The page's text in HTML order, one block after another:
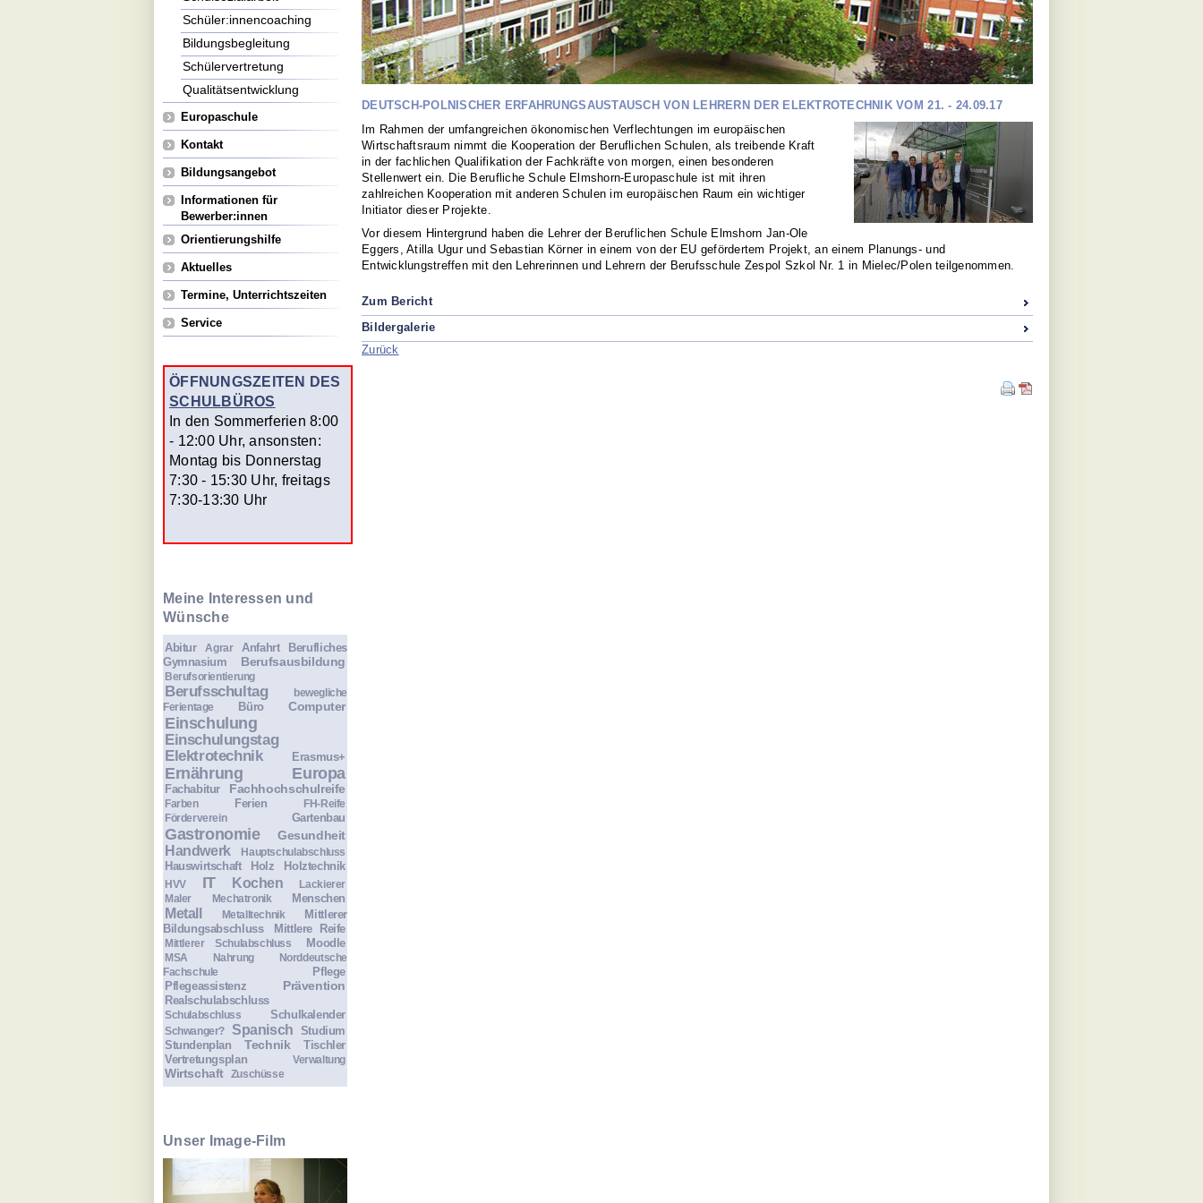
DEUTSCH-POLNISCHER ERFAHRUNGSAUSTAUSCH VON LEHRERN DER ELEKTROTECHNIK VOM 21. - 24.09.17
Im Rahmen der umfangreichen ökonomischen Verflechtungen im europäischen
Wirtschaftsraum nimmt die Kooperation der Beruflichen Schulen, als treibende Kraft
in der fachlichen Qualifikation der Fachkräfte von morgen, einen besonderen
Stellenwert ein. Die Berufliche Schule Elmshorn-Europaschule ist mit ihren
zahlreichen Kooperation mit anderen Schulen im europäischen Raum ein wichtiger
Initiator dieser Projekte.
Vor diesem Hintergrund haben die Lehrer der Beruflichen Schule Elmshorn Jan-Ole
Eggers, Atilla Ugur und Sebastian Körner in einem von der EU gefördertem Projekt, an einem Planungs- und
Entwicklungstreffen mit den Lehrerinnen und Lehrern der Berufsschule Zespol Szkol Nr. 1 in Mielec/Polen teilgenommen.
Zum Bericht
Bildergalerie
Zurück
Schüler:innencoaching
Bildungsbegleitung
Schülervertretung
Qualitätsentwicklung
Europaschule
Kontakt
Bildungsangebot
Informationen für
Bewerber:innen
Orientierungshilfe
Aktuelles
Termine, Unterrichtszeiten
Service
ÖFFNUNGSZEITEN DES
SCHULBÜROS
In den Sommerferien 8:00
- 12:00 Uhr, ansonsten:
Montag bis Donnerstag
7:30 - 15:30 Uhr, freitags
7:30-13:30 Uhr
Meine Interessen und
Wünsche
Abitur Agrar Anfahrt
Berufliches
Gymnasium
Berufsausbildung
Berufsorientierung
Berufsschultag
bewegliche
Ferientage
Büro Computer
Einschulung
Einschulungstag
Elektrotechnik
Erasmus+
Ernährung Europa
Fachabitur Fachhochschulreife
Farben Ferien
FH-Reife
Förderverein
Gartenbau
Gastronomie Gesundheit
Handwerk Hauptschulabschluss
Hauswirtschaft Holz Holztechnik
HVV IT Kochen
Lackierer
Maler
Mechatronik Menschen
Metall Metalltechnik
Mittlerer
Bildungsabschluss
Mittlere Reife
Mittlerer Schulabschluss Moodle
MSA Nahrung
Norddeutsche
Fachschule
Pflege
Pflegeassistenz
Prävention
Realschulabschluss
Schulabschluss Schulkalender
Schwanger? Spanisch Studium
Stundenplan
Technik
Tischler
Vertretungsplan
Verwaltung
Wirtschaft Zuschüsse
Unser Image-Film